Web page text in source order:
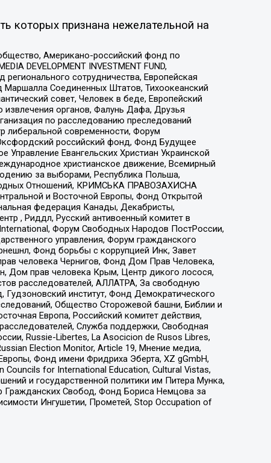
которых признана нежелательной на
Американо-российский фонд по
DEVELOPMENT INVESTMENT FUND,
сотрудничества, Европейская
Соединенных Штатов, Тихоокеанский
совет, Человек в беде, Европейский
органов, Фалунь Дафа, Друзья
по расследованию преследований
либеральной современности, Форум
российский фонд, Фонд Будущее
Евангельских Христиан Украинской
христианское движение, Всемирный
за выборами, Республика Польша,
Отношений, КРИМСЬКА ПРАВОЗАХИСНА
и Восточной Европы, Фонд Открытой
федерация Канады, Декабристы,
, Риддл, Русский антивоенный комитет в
Форум Свободных Народов ПостРоссии,
управления, Форум гражданского
Фонд борьбы с коррупцией Инк, Завет
человека Чернигов, Фонд Дом Прав Человека,
Дом прав человека Крым, Центр дикого лосося,
расследователей, АЛЛАТРА, За свободную
институт, Фонд Демократического
Общество Сторожевой башни, Библии и
Европа, Российский комитет действия,
Служба поддержки, Свободная
Russie-Libertes, La Asocicion de Rusos Libres,
Election Monitor, Article 19, Мнение медиа,
Фонд имени Фридриха Эберта, XZ gGmbH,
for International Education, Cultural Vistas,
и государственной политики им Питера Мунка,
Гражданских Свобод, Фонд Бориса Немцова за
Ингушетии, Прометей, Stop Occupation of